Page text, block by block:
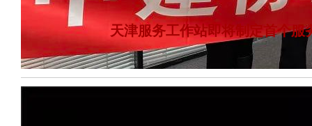
天津服务工作站即将制定首个